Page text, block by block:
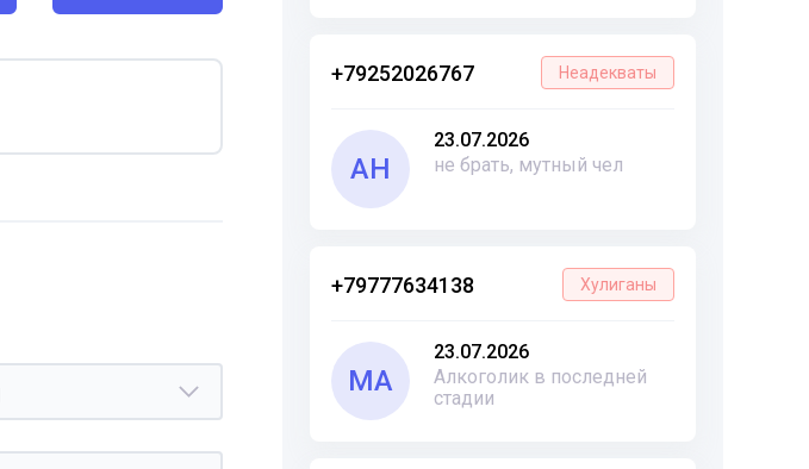
+79252026767 Неадекваты
АН
23.07.2026
не брать, мутный чел
+79777634138 Хулиганы
МА
23.07.2026
Алкоголик в последней
стадии